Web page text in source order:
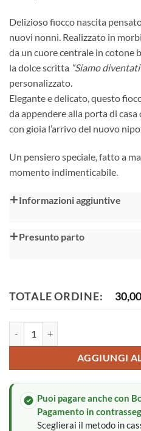
Delizioso fiocco nascita
nuovi nonni. Realizzato in
da un cuore centrale in cotone
la dolce scritta “Siamo
personalizzato.
Elegante e delicato, questo
da appendere alla porta di
con gioia l’arrivo del nuovo
Un pensiero speciale, fatto a
momento indimenticabile.
Informazioni aggiuntive
Presunto parto
TOTALE ORDINE: 30,00
AGGIUNGI
Alternative:
Puoi pagare anche con
Pagamento in
Sceglierai il metodo in